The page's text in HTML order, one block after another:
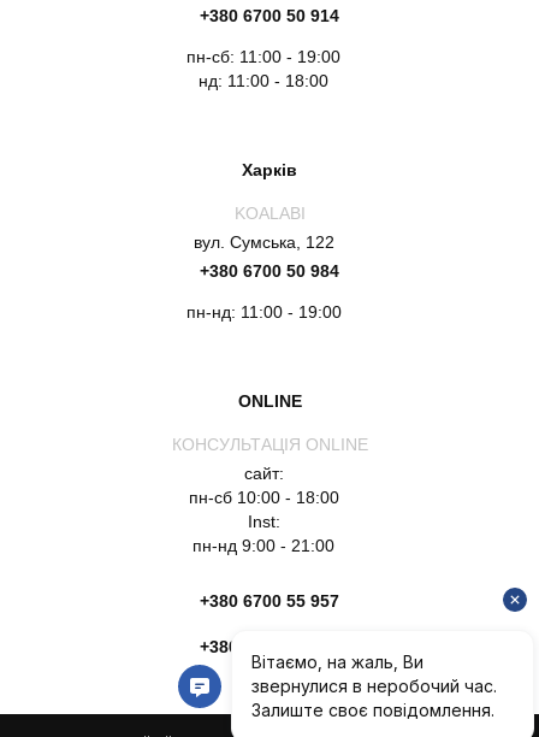
+380 6700 50 914
пн-сб: 11:00 - 19:00
нд: 11:00 - 18:00
Харків
KOALABI
вул. Сумська, 122
+380 6700 50 984
пн-нд: 11:00 - 19:00
ONLINE
КОНСУЛЬТАЦІЯ ONLINE
сайт:
пн-сб 10:00 - 18:00
Inst:
пн-нд 9:00 - 21:00
+380 6700 55 957
+380 6754 51 135